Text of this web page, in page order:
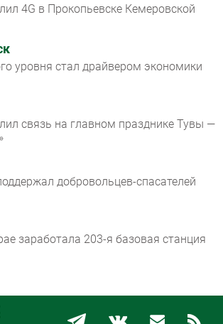
4G в Прокопьевске Кемеровской
уровня стал драйвером экономики
связь на главном празднике Тувы —
добровольцев-спасателей
заработала 203-я базовая станция